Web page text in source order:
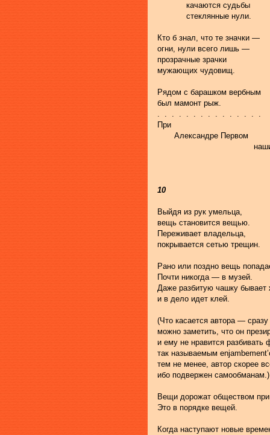
            качаются судьбы
            стеклянные нули.
Кто б знал, что те значки —
огни, нули всего лишь —
прозрачные зрачки
мужающих чудовищ.
Рядом с барашком вербным
был мамонт рыж.
.  .  .  .  .  .  .  .  .  .  .  .  .  .  .
При
       Александре Первом
10
Выйдя из рук умельца,
вещь становится вещью.
Переживает владельца,
покрывается сетью трещин.
Рано или поздно вещь
Почти никогда — в музей.
Даже разбитую чашку бывает
и в дело идет клей.
(Что касается автора — сразу
можно заметить, что он
и ему не нравится разбивать
так называемым
тем не менее, автор скорее
ибо подвержен самообманам.)
Вещи дорожат обществом
Это в порядке вещей.
Когда наступают новые